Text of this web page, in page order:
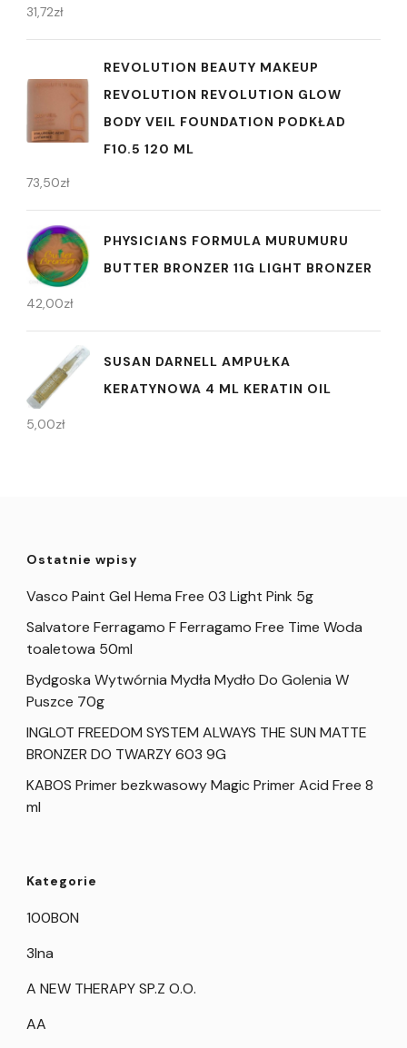
31,72zł
REVOLUTION BEAUTY MAKEUP
REVOLUTION REVOLUTION GLOW
BODY VEIL FOUNDATION PODKŁAD
F10.5 120 ML
73,50zł
PHYSICIANS FORMULA MURUMURU
BUTTER BRONZER 11G LIGHT BRONZER
42,00zł
SUSAN DARNELL AMPUŁKA
KERATYNOWA 4 ML KERATIN OIL
5,00zł
Ostatnie wpisy
Vasco Paint Gel Hema Free 03 Light Pink 5g
Salvatore Ferragamo F Ferragamo Free Time Woda
toaletowa 50ml
Bydgoska Wytwórnia Mydła Mydło Do Golenia W
Puszce 70g
INGLOT FREEDOM SYSTEM ALWAYS THE SUN MATTE
BRONZER DO TWARZY 603 9G
KABOS Primer bezkwasowy Magic Primer Acid Free 8
ml
Kategorie
100BON
3Ina
A NEW THERAPY SP.Z O.O.
AA